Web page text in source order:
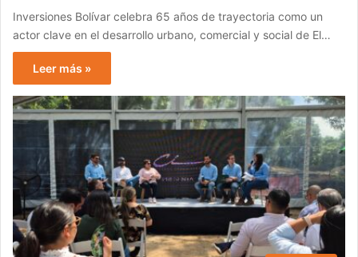
Inversiones Bolívar celebra 65 años de trayectoria como un
actor clave en el desarrollo urbano, comercial y social de El…
Leer más »